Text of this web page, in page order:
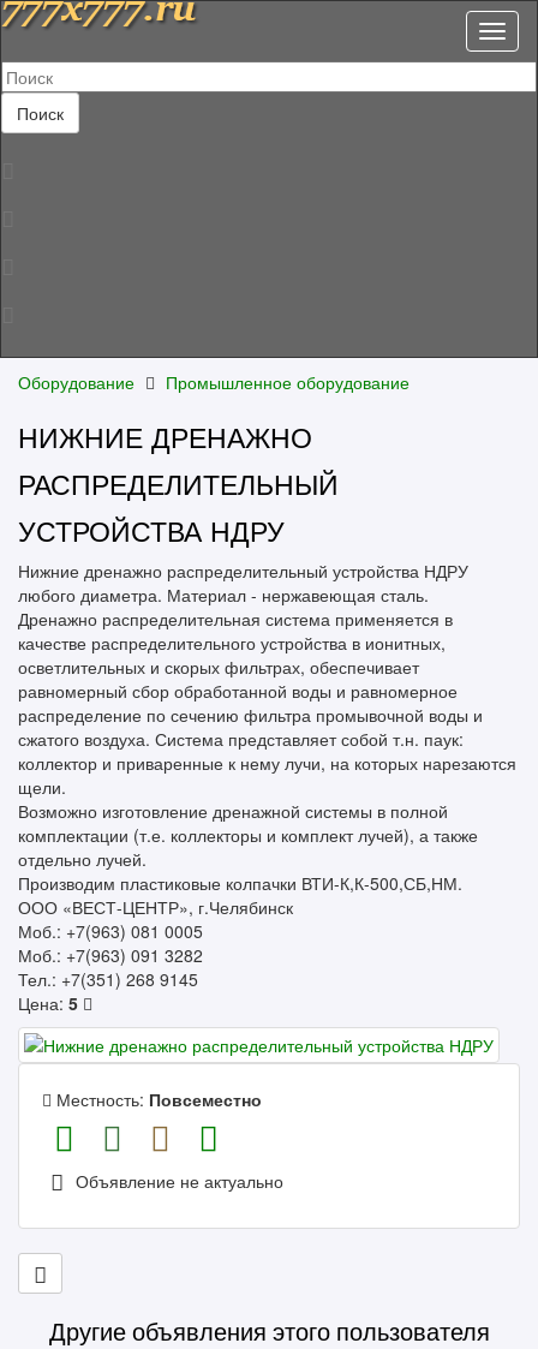
Поиск
Оборудование Промышленное оборудование
НИЖНИЕ ДРЕНАЖНО
РАСПРЕДЕЛИТЕЛЬНЫЙ
УСТРОЙСТВА НДРУ
Нижние дренажно распределительный устройства НДРУ
любого диаметра. Материал - нержавеющая сталь.
Дренажно распределительная система применяется в
качестве распределительного устройства в ионитных,
осветлительных и скорых фильтрах, обеспечивает
равномерный сбор обработанной воды и равномерное
распределение по сечению фильтра промывочной воды и
сжатого воздуха. Система представляет собой т.н. паук:
коллектор и приваренные к нему лучи, на которых нарезаются
щели.
Возможно изготовление дренажной системы в полной
комплектации (т.е. коллекторы и комплект лучей), а также
отдельно лучей.
Производим пластиковые колпачки ВТИ-К,К-500,СБ,НМ.
ООО «ВЕСТ-ЦЕНТР», г.Челябинск
Моб.: +7(963) 081 0005
Моб.: +7(963) 091 3282
Тел.: +7(351) 268 9145
Цена: 5
Местность: Повсеместно
Объявление не актуально
Другие объявления этого пользователя